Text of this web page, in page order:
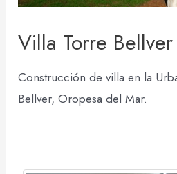
Villa Torre Bellver
Construcción de villa en la
Bellver, Oropesa del Mar.